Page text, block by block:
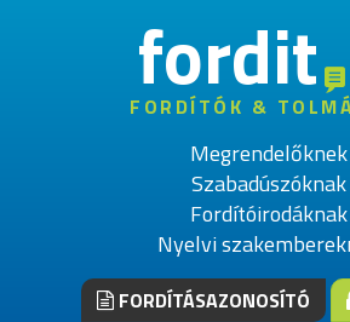
fordit
FORDÍTÓK &
Megrendelőknek
Szabadúszóknak
Fordítóirodáknak
Nyelvi
FORDÍTÁSAZONOSÍTÓ